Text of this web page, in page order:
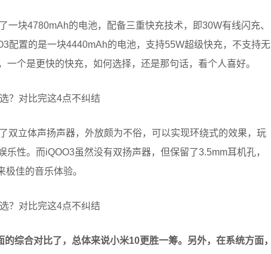
一块4780mAh的电池，配备三重快充技术，即30W有线闪充、
配置的是一块4440mAh的电池，支持55W超级快充，不支持无
个是更快的快充，如何选择，还是那句话，看个人喜好。
双立体声扬声器，外放颇为不俗，可以实现环绕式的效果，玩
性。而iQOO3虽然没有双扬声器，但保留了3.5mm耳机孔，
佳的音乐体验。
综合对比了，总体来说小米10更胜一筹。另外，在系统方面，